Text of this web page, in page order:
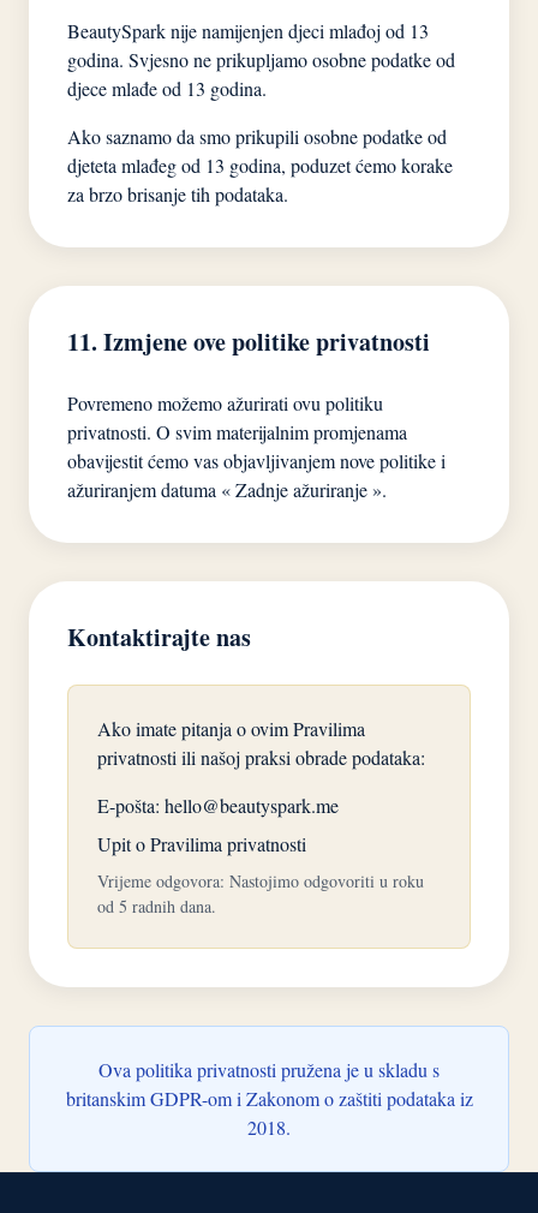
BeautySpark nije namijenjen djeci mlađoj od 13
godina. Svjesno ne prikupljamo osobne podatke od
djece mlađe od 13 godina.
Ako saznamo da smo prikupili osobne podatke od
djeteta mlađeg od 13 godina, poduzet ćemo korake
za brzo brisanje tih podataka.
11. Izmjene ove politike privatnosti
Povremeno možemo ažurirati ovu politiku
privatnosti. O svim materijalnim promjenama
obavijestit ćemo vas objavljivanjem nove politike i
ažuriranjem datuma « Zadnje ažuriranje ».
Kontaktirajte nas
Ako imate pitanja o ovim Pravilima
privatnosti ili našoj praksi obrade podataka:
E-pošta: hello@beautyspark.me
Upit o Pravilima privatnosti
Vrijeme odgovora: Nastojimo odgovoriti u roku
od 5 radnih dana.
Ova politika privatnosti pružena je u skladu s
britanskim GDPR-om i Zakonom o zaštiti podataka iz
2018.